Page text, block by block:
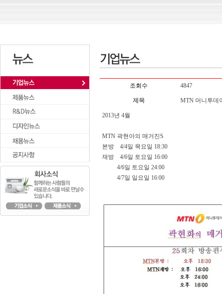
조회수 4847
제목 MTN 머니투데
2013년 4월
MTN 곽현아의 매거진S
본방 4/4일 목요일 18:30
재방 4/6일 토요일 16:00
4/6일 토요일 24:00
4/7일 일요일 16:00